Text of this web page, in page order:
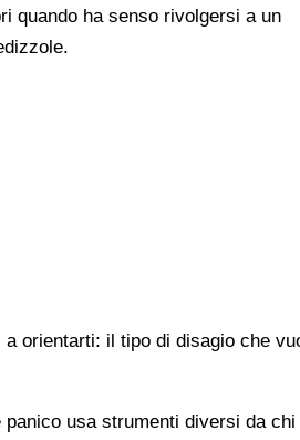
quando ha senso rivolgersi a un
orientarti: il tipo di disagio che
usa strumenti diversi da